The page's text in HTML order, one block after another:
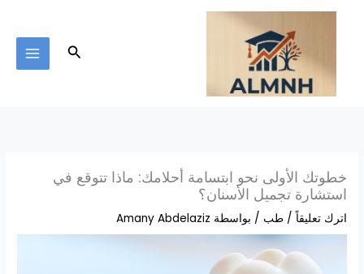
تخطي
البحث
خطوتك الأولى نحو ابتسامة أحلامك: ماذا تتوقع في
استشارة تجميل الأسنان؟
اترك تعليقاً /طب / بواسطة Amany Abdelaziz